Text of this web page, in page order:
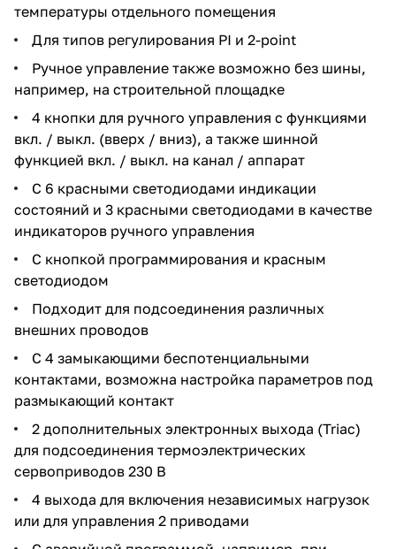
температуры отдельного помещения
Для типов регулирования PI и 2-point
Ручное управление также возможно без шины,
например, на строительной площадке
4 кнопки для ручного управления с функциями
вкл. / выкл. (вверх / вниз), а также шинной
функцией вкл. / выкл. на канал / аппарат
С 6 красными светодиодами индикации
состояний и 3 красными светодиодами в качестве
индикаторов ручного управления
С кнопкой программирования и красным
светодиодом
Подходит для подсоединения различных
внешних проводов
С 4 замыкающими беспотенциальными
контактами, возможна настройка параметров под
размыкающий контакт
2 дополнительных электронных выхода (Triac)
для подсоединения термоэлектрических
сервоприводов 230 В
4 выхода для включения независимых нагрузок
или для управления 2 приводами